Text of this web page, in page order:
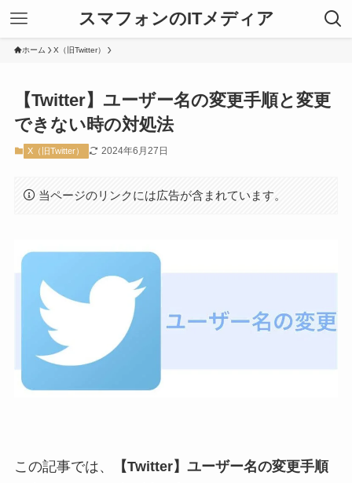
スマフォンのITメディア
ホーム X（旧Twitter）
【Twitter】ユーザー名の変更手順と変更
できない時の対処法
X（旧Twitter） 2024年6月27日
当ページのリンクには広告が含まれています。
この記事では、
【Twitter】ユーザー名の変更手順